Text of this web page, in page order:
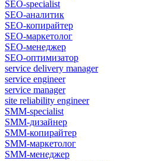
SEO-specialist
SEO-аналитик
SEO-копирайтер
SEO-маркетолог
SEO-менеджер
SEO-оптимизатор
service delivery manager
service engineer
service manager
site reliability engineer
SMM-specialist
SMM-дизайнер
SMM-копирайтер
SMM-маркетолог
SMM-менеджер